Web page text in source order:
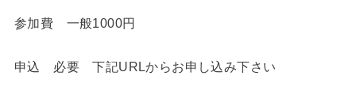
参加費 一般1000円
申込 必要 下記URLからお申し込み下さい